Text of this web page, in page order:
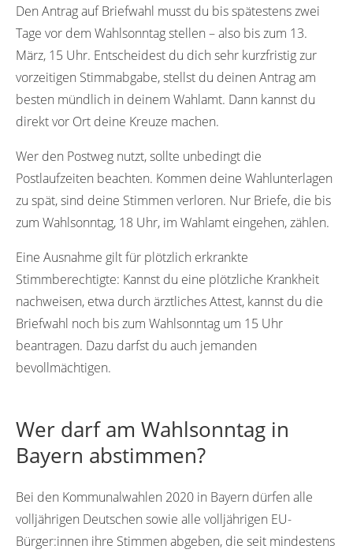
Den Antrag auf Briefwahl musst du bis spätestens zwei
Tage vor dem Wahlsonntag stellen – also bis zum 13.
März, 15 Uhr. Entscheidest du dich sehr kurzfristig zur
vorzeitigen Stimmabgabe, stellst du deinen Antrag am
besten mündlich in deinem Wahlamt. Dann kannst du
direkt vor Ort deine Kreuze machen.
Wer den Postweg nutzt, sollte unbedingt die
Postlaufzeiten beachten. Kommen deine Wahlunterlagen
zu spät, sind deine Stimmen verloren. Nur Briefe, die bis
zum Wahlsonntag, 18 Uhr, im Wahlamt eingehen, zählen.
Eine Ausnahme gilt für plötzlich erkrankte
Stimmberechtigte: Kannst du eine plötzliche Krankheit
nachweisen, etwa durch ärztliches Attest, kannst du die
Briefwahl noch bis zum Wahlsonntag um 15 Uhr
beantragen. Dazu darfst du auch jemanden
bevollmächtigen.
Wer darf am Wahlsonntag in
Bayern abstimmen?
Bei den Kommunalwahlen 2020 in Bayern dürfen alle
volljährigen Deutschen sowie alle volljährigen EU-
Bürger:innen ihre Stimmen abgeben, die seit mindestens